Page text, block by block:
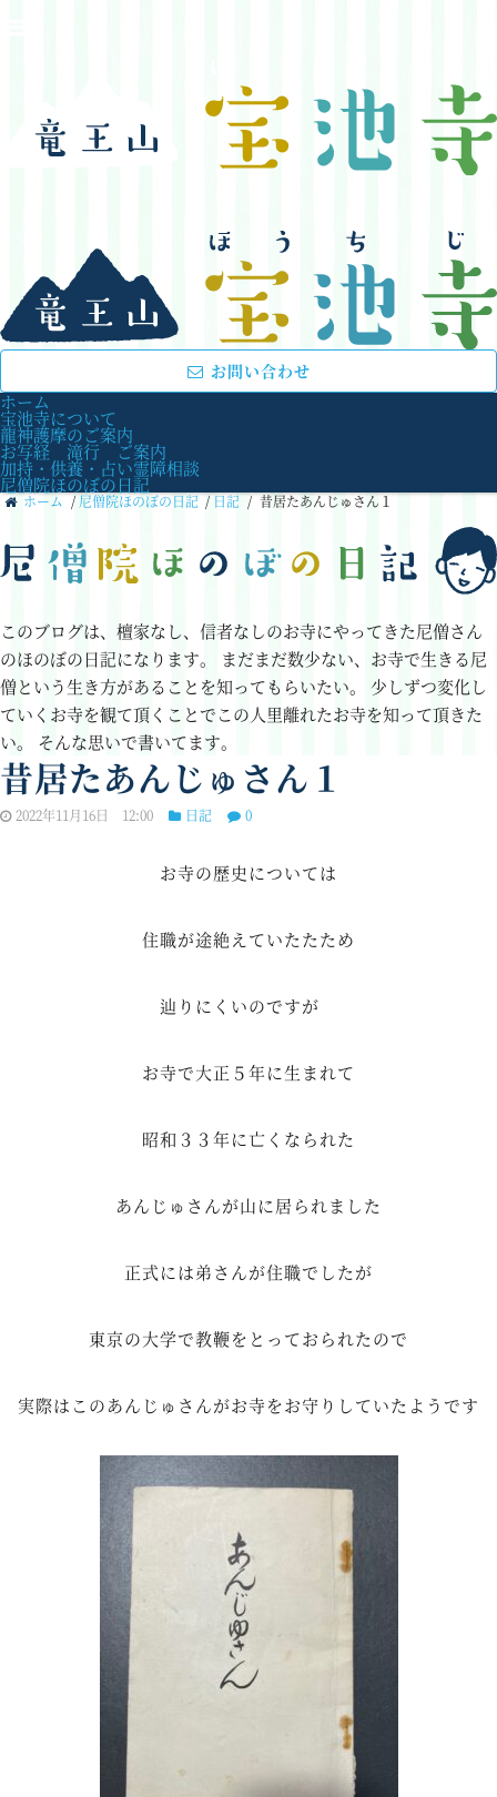
お問い合わせ
ホーム
宝池寺について
龍神護摩のご案内
お写経 滝行 ご案内
加持・供養・占い霊障相談
尼僧院ほのぼの日記
ホーム / 尼僧院ほのぼの日記 / 日記 / 昔居たあんじゅさん１
このブログは、檀家なし、信者なしのお寺にやってきた尼僧さん
のほのぼの日記になります。 まだまだ数少ない、お寺で生きる尼
僧という生き方があることを知ってもらいたい。
少しずつ変化し
ていくお寺を観て頂くことでこの人里離れたお寺を知って頂きた
い。 そんな思いで書いてます。
昔居たあんじゅさん１
2022年11月16日 12:00 日記 0
お寺の歴史については
住職が途絶えていたたため
辿りにくいのですが
お寺で大正５年に生まれて
昭和３３年に亡くなられた
あんじゅさんが山に居られました
正式には弟さんが住職でしたが
東京の大学で教鞭をとっておられたので
実際はこのあんじゅさんがお寺をお守りしていたようです